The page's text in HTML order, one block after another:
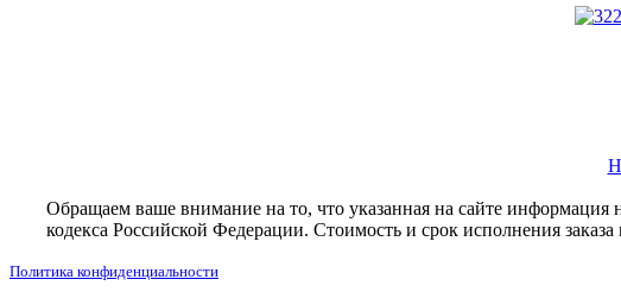
Обращаем ваше внимание на то, что указанная на сайте
кодекса Российской Федерации. Стоимость и срок исполнения
Политика конфиденциальности